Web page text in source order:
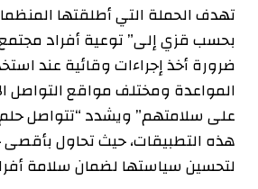
تهدف الحملة التي أطلقتها
بحسب قزي إلى” توعية أفراد
ضرورة أخذ إجراءات وقائية عند
المواعدة ومختلف مواقع التواصل
على سلامتهم” ويشدد “تتواصل حلم
هذه التطبيقات، حيث تحاول
لتحسين سياستها لضمان سلامة